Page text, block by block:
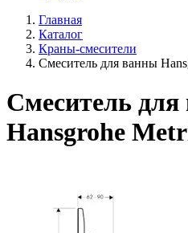
Главная
Каталог
Краны-смесители
Смеситель для ванны
Смеситель
Hansgrohe